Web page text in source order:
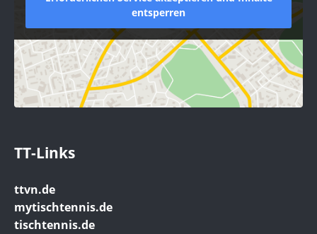
entsperren
TT-Links
ttvn.de
mytischtennis.de
tischtennis.de